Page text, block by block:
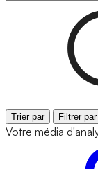
Trier par Filtrer
Votre média